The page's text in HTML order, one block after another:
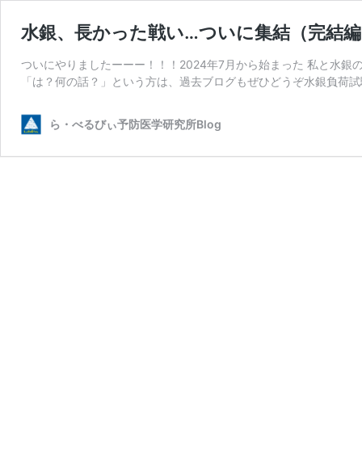
水銀、長かった戦い…ついに集結（完結
ついにやりましたーーー！！！2024年7月から始まった 私と水銀
「は？何の話？」という方は、過去ブログもぜひどうぞ水銀負荷
ら・べるびぃ予防医学研究所Blog